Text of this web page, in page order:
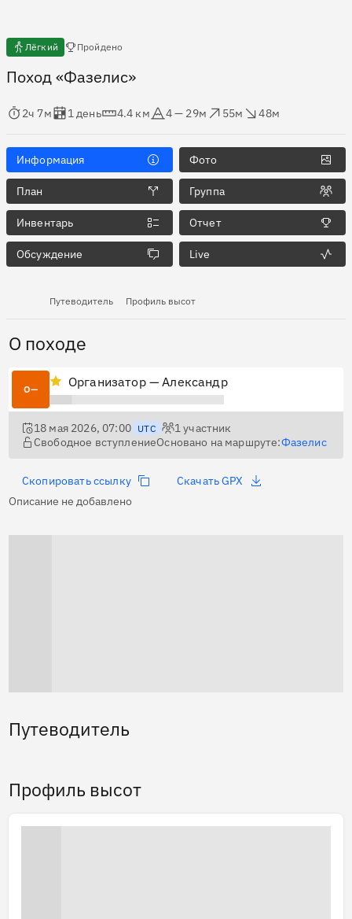
Лёгкий Пройдено
Поход «Фазелис»
в пути
2ч 7м
Оценка в днях
1 день
Дистанция
4.4 км
Абсолютная высота
4 — 29м
55м
48м
Информация Фото
План Группа
Инвентарь Отчет
Обсуждение Live
Путеводитель Профиль высот
О походе
О— Организатор — Александр
18 мая 2026, 07:00 UTC 1участник
Свободное вступлениеОсновано на маршруте:Фазелис
Скопировать ссылку
Скачать GPX
Описание не добавлено
Путеводитель
Профиль высот